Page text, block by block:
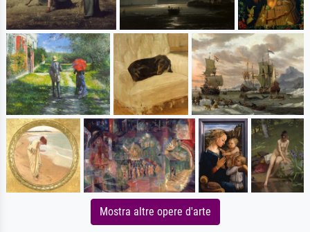
Mostra altre opere d'arte